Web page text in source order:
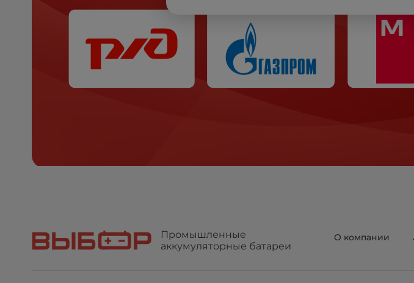
Промышленные
аккумуляторные батареи
О компании